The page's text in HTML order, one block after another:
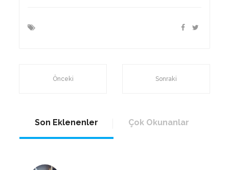
Önceki Sonraki
Son Eklenenler Çok Okunanlar